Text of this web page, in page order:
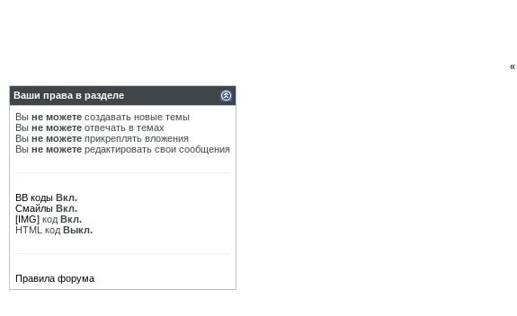
«
Ваши права в разделе
Вы не можете создавать новые темы
Вы не можете отвечать в темах
Вы не можете прикреплять вложения
Вы не можете редактировать свои сообщения
BB коды Вкл.
Смайлы Вкл.
[IMG] код Вкл.
HTML код Выкл.
Правила форума